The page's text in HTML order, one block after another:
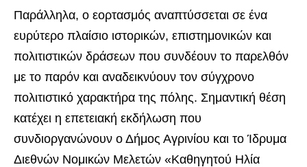
Παράλληλα, ο εορτασμός αναπτύσσεται σε ένα
ευρύτερο πλαίσιο ιστορικών, επιστημονικών και
πολιτιστικών δράσεων που συνδέουν το παρελθόν
με το παρόν και αναδεικνύουν τον σύγχρονο
πολιτιστικό χαρακτήρα της πόλης. Σημαντική θέση
κατέχει η επετειακή εκδήλωση που
συνδιοργανώνουν ο Δήμος Αγρινίου και το Ίδρυμα
Διεθνών Νομικών Μελετών «Καθηγητού Ηλία